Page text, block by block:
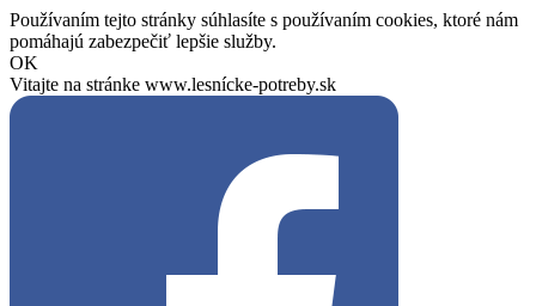
Používaním tejto stránky súhlasíte s používaním cookies, ktoré nám
pomáhajú zabezpečiť lepšie služby.
OK
Vitajte na stránke www.lesnícke-potreby.sk